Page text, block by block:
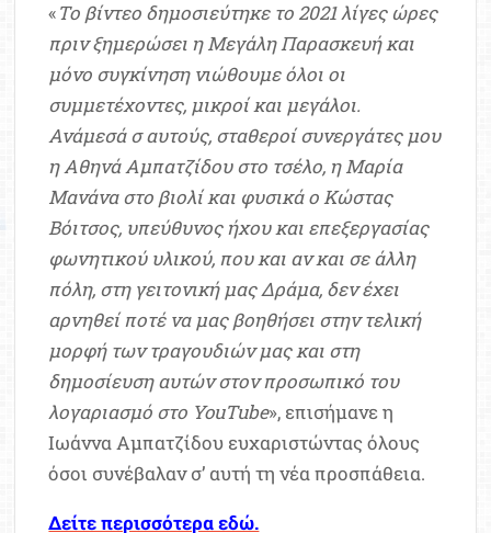
«Το βίντεο δημοσιεύτηκε το 2021 λίγες ώρες
πριν ξημερώσει η Μεγάλη Παρασκευή και
μόνο συγκίνηση νιώθουμε όλοι οι
συμμετέχοντες, μικροί και μεγάλοι.
Ανάμεσά σ αυτούς, σταθεροί συνεργάτες μου
η Αθηνά Αμπατζίδου στο τσέλο, η Μαρία
Μανάνα στο βιολί και φυσικά ο Κώστας
Βόιτσος, υπεύθυνος ήχου και επεξεργασίας
φωνητικού υλικού, που και αν και σε άλλη
πόλη, στη γειτονική μας Δράμα, δεν έχει
αρνηθεί ποτέ να μας βοηθήσει στην τελική
μορφή των τραγουδιών μας και στη
δημοσίευση αυτών στον προσωπικό του
λογαριασμό στο YouTube», επισήμανε η
Ιωάννα Αμπατζίδου ευχαριστώντας όλους
όσοι συνέβαλαν σ’ αυτή τη νέα προσπάθεια.
Δείτε περισσότερα εδώ.